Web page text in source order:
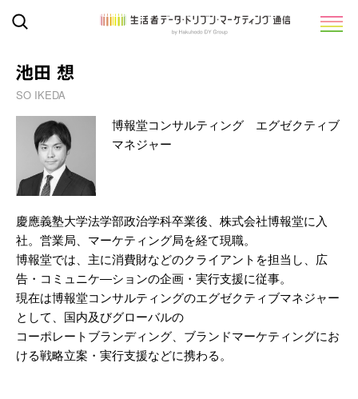
池田 想
SO IKEDA
博報堂コンサルティング エグゼクティブ
マネジャー
慶應義塾大学法学部政治学科卒業後、株式会社博報堂に入
社。営業局、マーケティング局を経て現職。
博報堂では、主に消費財などのクライアントを担当し、広
告・コミュニケ―ションの企画・実行支援に従事。
現在は博報堂コンサルティングのエグゼクティブマネジャー
として、国内及びグローバルの
コーポレートブランディング、ブランドマーケティングにお
ける戦略立案・実行支援などに携わる。